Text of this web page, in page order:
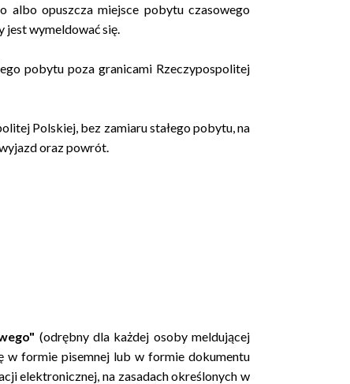
albo opuszcza miejsce pobytu czasowego
jest wymeldować się.
pobytu poza granicami Rzeczypospolitej
Polskiej, bez zamiaru stałego pobytu, na
oraz powrót.
(odrębny dla każdej osoby meldującej
w formie pisemnej lub w formie dokumentu
elektronicznej, na zasadach określonych w